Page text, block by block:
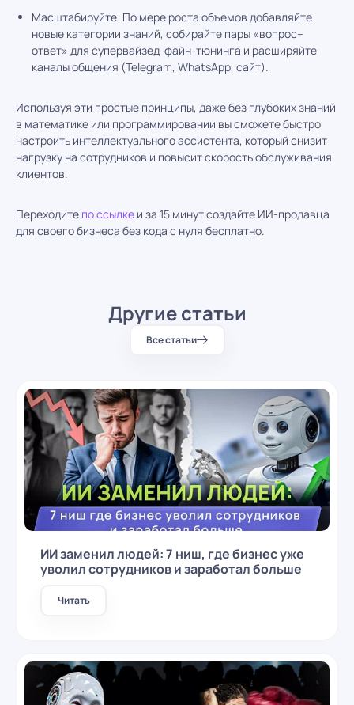
Масштабируйте. По мере роста объемов добавляйте
новые категории знаний, собирайте пары «вопрос–
ответ» для супервайзед-файн-тюнинга и расширяйте
каналы общения (Telegram, WhatsApp, сайт).
Используя эти простые принципы, даже без глубоких знаний
в математике или программировании вы сможете быстро
настроить интеллектуального ассистента, который снизит
нагрузку на сотрудников и повысит скорость обслуживания
клиентов.
Переходите по ссылке и за 15 минут создайте ИИ-продавца
для своего бизнеса без кода с нуля бесплатно.
Другие статьи
Все статьи
ИИ заменил людей: 7 ниш, где бизнес уже
уволил сотрудников и заработал больше
Читать